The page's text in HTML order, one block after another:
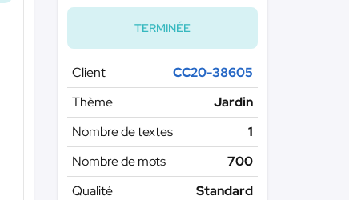
TERMINÉE
Client
CC20-38605
Thème
Jardin
Nombre de textes
1
Nombre de mots
700
Qualité
Standard